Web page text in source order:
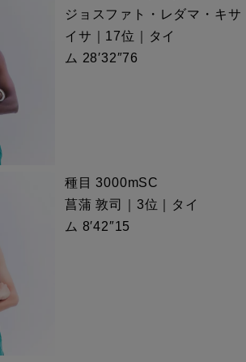
ジョスファト・レダマ・キサ
イサ｜17位｜タイ
ム 28′32″76
種目 3000mSC
菖蒲 敦司｜3位｜タイ
ム 8′42″15